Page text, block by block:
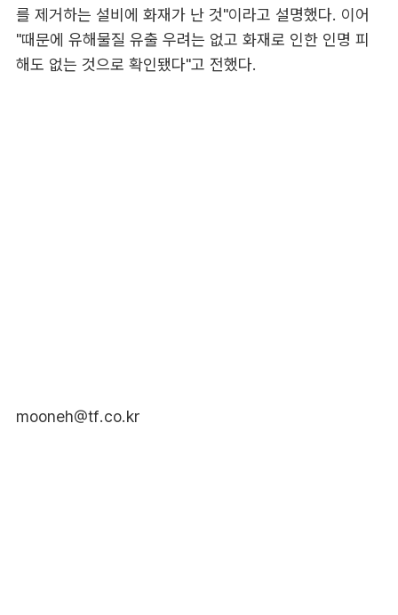
를 제거하는 설비에 화재가 난 것"이라고 설명했다. 이어
"때문에 유해물질 유출 우려는 없고 화재로 인한 인명 피
해도 없는 것으로 확인됐다"고 전했다.
mooneh@tf.co.kr